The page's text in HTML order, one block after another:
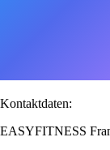
Kontaktdaten:
EASYFITNESS